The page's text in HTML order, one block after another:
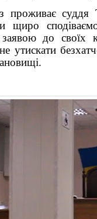
проживає
щиро
заявою до
утискати